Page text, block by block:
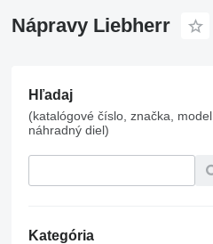
Nápravy Liebherr
Hľadaj
(katalógové číslo, značka, model,
náhradný diel)
Kategória